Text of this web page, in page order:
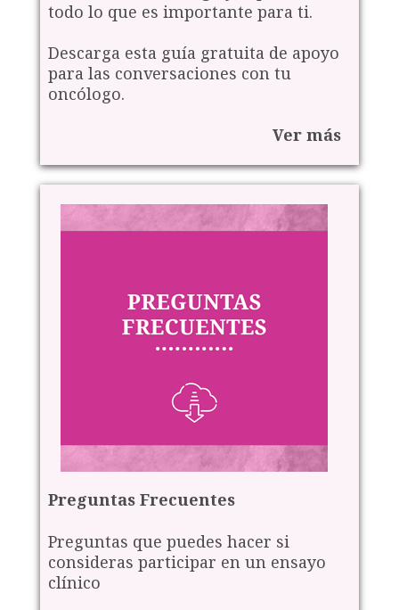
todo lo que es importante para ti.
Descarga esta guía gratuita de apoyo
para las conversaciones con tu
oncólogo.
Ver más
Preguntas Frecuentes
Preguntas que puedes hacer si
consideras participar en un ensayo
clínico